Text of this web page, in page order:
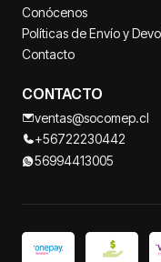
Conócenos
Políticas de Envío y
Contacto
CONTACTO
ventas@socomep.cl
+56722230442
56994413005